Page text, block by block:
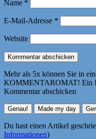
Name *
E-Mail-Adresse *
Website
Mehr als 5x können Sie in
KOMMENTAROMAT! Ein
Kommentar abschicken
Du hast einen Artikel
Informationen)